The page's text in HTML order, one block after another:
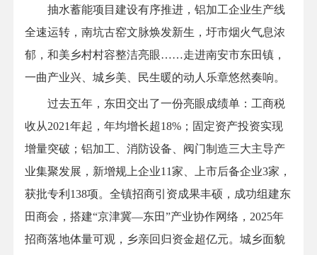
抽水蓄能项目建设有序推进，铝加工企业生产线
全速运转，南坑古窑文脉焕发新生，圩市烟火气息浓
郁，和美乡村村容整洁亮眼……走进南安市东田镇，
一曲产业兴、城乡美、民生暖的动人乐章悠然奏响。
过去五年，东田交出了一份亮眼成绩单：工商税
收从2021年起，年均增长超18%；固定资产投资实现
增量突破；铝加工、消防设备、阀门制造三大主导产
业集聚发展，新增规上企业11家、上市后备企业3家，
获批专利138项。全镇招商引资成果丰硕，成功组建东
田商会，搭建“京津冀—东田”产业协作网络，2025年
招商落地体量可观，乡亲回归资金超亿元。城乡面貌